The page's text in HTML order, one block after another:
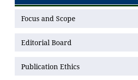
Focus and Scope
Editorial Board
Publication Ethics